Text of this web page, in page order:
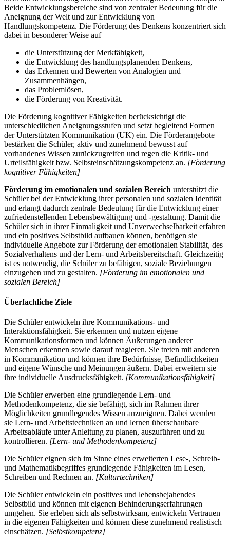
Beide Entwicklungsbereiche sind von zentraler Bedeutung für die
Aneignung der Welt und zur Entwicklung von
Handlungskompetenz. Die Förderung des Denkens konzentriert sich
dabei in besonderer Weise auf
die Unterstützung der Merkfähigkeit,
die Entwicklung des handlungsplanenden Denkens,
das Erkennen und Bewerten von Analogien und
Zusammenhängen,
das Problemlösen,
die Förderung von Kreativität.
Die Förderung kognitiver Fähigkeiten berücksichtigt die
unterschiedlichen Aneignungsstufen und setzt begleitend Formen
der Unterstützten Kommunikation (UK) ein. Die Förderangebote
bestärken die Schüler, aktiv und zunehmend bewusst auf
vorhandenes Wissen zurückzugreifen und regen die Kritik- und
Urteilsfähigkeit bzw. Selbsteinschätzungskompetenz an. [Förderung
kognitiver Fähigkeiten]
Förderung im emotionalen und sozialen Bereich unterstützt die
Schüler bei der Entwicklung ihrer personalen und sozialen Identität
und erlangt dadurch zentrale Bedeutung für die Entwicklung einer
zufriedenstellenden Lebensbewältigung und -gestaltung. Damit die
Schüler sich in ihrer Einmaligkeit und Unverwechselbarkeit erfahren
und ein positives Selbstbild aufbauen können, benötigen sie
individuelle Angebote zur Förderung der emotionalen Stabilität, des
Sozialverhaltens und der Lern- und Arbeitsbereitschaft. Gleichzeitig
ist es notwendig, die Schüler zu befähigen, soziale Beziehungen
einzugehen und zu gestalten. [Förderung im emotionalen und
sozialen Bereich]
Überfachliche Ziele
Die Schüler entwickeln ihre Kommunikations- und
Interaktionsfähigkeit. Sie erkennen und nutzen eigene
Kommunikationsformen und können Äußerungen anderer
Menschen erkennen sowie darauf reagieren. Sie treten mit anderen
in Kommunikation und können ihre Bedürfnisse, Befindlichkeiten
und eigene Wünsche und Meinungen äußern. Dabei erweitern sie
ihre individuelle Ausdrucksfähigkeit. [Kommunikationsfähigkeit]
Die Schüler erwerben eine grundlegende Lern- und
Methodenkompetenz, die sie befähigt, sich im Rahmen ihrer
Möglichkeiten grundlegendes Wissen anzueignen. Dabei wenden
sie Lern- und Arbeitstechniken an und lernen überschaubare
Arbeitsabläufe unter Anleitung zu planen, auszuführen und zu
kontrollieren. [Lern- und Methodenkompetenz]
Die Schüler eignen sich im Sinne eines erweiterten Lese-, Schreib-
und Mathematikbegriffes grundlegende Fähigkeiten im Lesen,
Schreiben und Rechnen an. [Kulturtechniken]
Die Schüler entwickeln ein positives und lebensbejahendes
Selbstbild und können mit eigenen Behinderungserfahrungen
umgehen. Sie erleben sich als selbstwirksam, entwickeln Vertrauen
in die eigenen Fähigkeiten und können diese zunehmend realistisch
einschätzen. [Selbstkompetenz]